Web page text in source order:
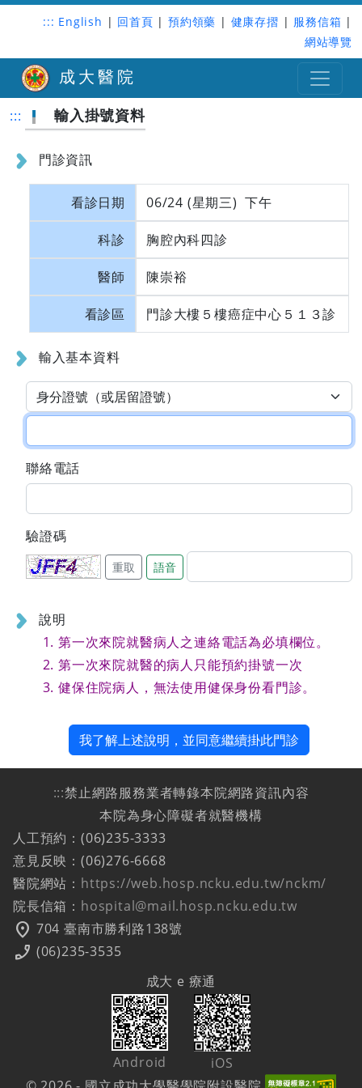
::: English | 回首頁 | 預約領藥 | 健康存摺 | 服務信箱 |
網站導覽
成大醫院
::: 輸入掛號資料
門診資訊
看診日期 06/24 (星期三) 下午
科診 胸腔內科四診
醫師 陳崇裕
看診區 門診大樓５樓癌症中心５１３診
輸入基本資料
聯絡電話
驗證碼
重取 語音
說明
第一次來院就醫病人之連絡電話為必填欄位。
第一次來院就醫的病人只能預約掛號一次
健保住院病人，無法使用健保身份看門診。
我了解上述說明，並同意繼續掛此門診
:::禁止網路服務業者轉錄本院網路資訊內容
本院為身心障礙者就醫機構
人工預約：(06)235-3333
意見反映：(06)276-6668
醫院網站： https://web.hosp.ncku.edu.tw/nckm/
院長信箱： hospital@mail.hosp.ncku.edu.tw
location_on 704 臺南市勝利路138號
phone_enabled (06)235-3535
成大 e 療通
Android
iOS